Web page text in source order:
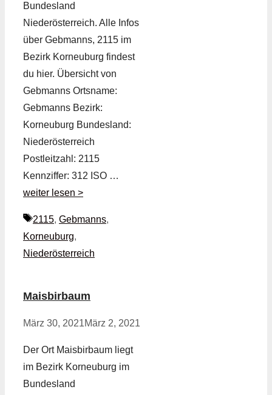
Bundesland
Niederösterreich. Alle Infos
über Gebmanns, 2115 im
Bezirk Korneuburg findest
du hier. Übersicht von
Gebmanns Ortsname:
Gebmanns Bezirk:
Korneuburg Bundesland:
Niederösterreich
Postleitzahl: 2115
Kennziffer: 312 ISO …
weiter lesen >
Schlagwörter
2115, Gebmanns,
Korneuburg,
Niederösterreich
Maisbirbaum
März 30, 2021März 2, 2021
Der Ort Maisbirbaum liegt
im Bezirk Korneuburg im
Bundesland